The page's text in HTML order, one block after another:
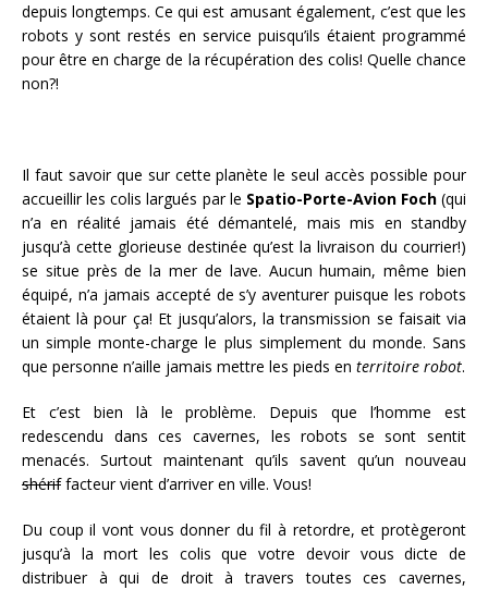
depuis longtemps. Ce qui est amusant également, c’est que les
robots y sont restés en service puisqu’ils étaient programmé
pour être en charge de la récupération des colis! Quelle chance
non?!
Il faut savoir que sur cette planète le seul accès possible pour
accueillir les colis largués par le Spatio-Porte-Avion Foch (qui
n’a en réalité jamais été démantelé, mais mis en standby
jusqu’à cette glorieuse destinée qu’est la livraison du courrier!)
se situe près de la mer de lave. Aucun humain, même bien
équipé, n’a jamais accepté de s’y aventurer puisque les robots
étaient là pour ça! Et jusqu’alors, la transmission se faisait via
un simple monte-charge le plus simplement du monde. Sans
que personne n’aille jamais mettre les pieds en territoire robot.
Et c’est bien là le problème. Depuis que l’homme est
redescendu dans ces cavernes, les robots se sont sentit
menacés. Surtout maintenant qu’ils savent qu’un nouveau
shériffacteur vient d’arriver en ville. Vous!
Du coup il vont vous donner du fil à retordre, et protègeront
jusqu’à la mort les colis que votre devoir vous dicte de
distribuer à qui de droit à travers toutes ces cavernes,